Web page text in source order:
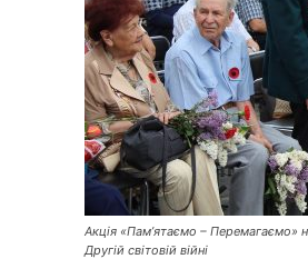
Акція «Пам’ятаємо – Перемагаємо»
Другій світовій війні